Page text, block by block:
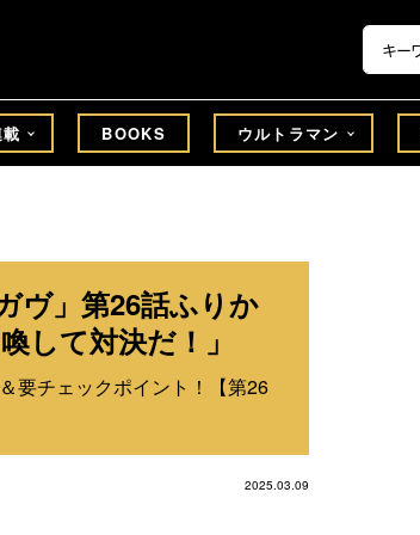
BOOKS ウルトラマン
ヴ」第26話ふりか
して対決だ！」
要チェックポイント！【第26
2025.03.09